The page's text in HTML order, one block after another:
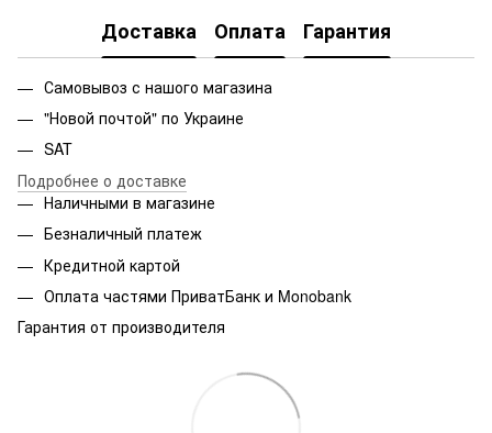
Доставка Оплата Гарантия
Самовывоз с нашого магазина
"Новой почтой" по Украине
SAT
Подробнее о доставке
Наличными в магазине
Безналичный платеж
Кредитной картой
Оплата частями ПриватБанк и Monobank
Гарантия от производителя